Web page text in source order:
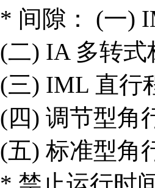
* 间隙： (一)
(二) IA 多转式
(三) IML 直行
(四) 调节型角
(五) 标准型角